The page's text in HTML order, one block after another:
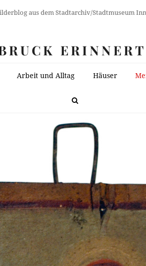
aus dem Stadtarchiv/Stadtmuseum
Arbeit und Alltag Häuser